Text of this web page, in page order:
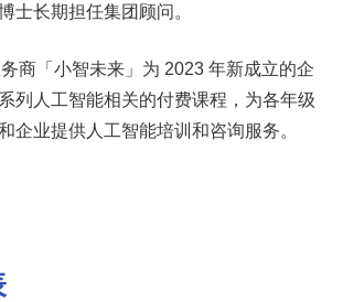
士长期担任集团顾问。
商「小智未来」为 2023 年新成立的企
列人工智能相关的付费课程，为各年级
企业提供人工智能培训和咨询服务。